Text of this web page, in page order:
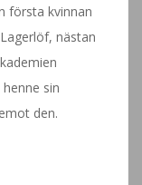
första kvinnan
nästan
sin
den.